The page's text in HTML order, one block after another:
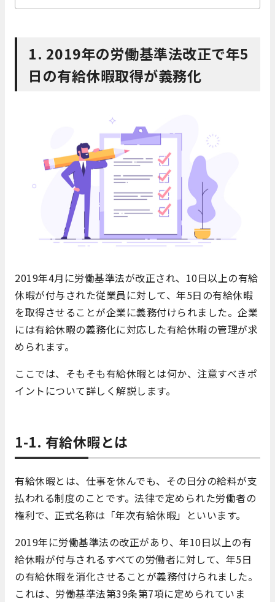
1. 2019年の労働基準法改正で年5
日の有給休暇取得が義務化
2019年4月に労働基準法が改正され、10日以上の有給
休暇が付与された従業員に対して、年5日の有給休暇
を取得させることが企業に義務付けられました。企業
には有給休暇の義務化に対応した有給休暇の管理が求
められます。
ここでは、そもそも有給休暇とは何か、注意すべきポ
イントについて詳しく解説します。
1-1. 有給休暇とは
有給休暇とは、仕事を休んでも、その日分の給料が支
払われる制度のことです。法律で定められた労働者の
権利で、正式名称は「年次有給休暇」といいます。
2019年に労働基準法の改正があり、年10日以上の有
給休暇が付与されるすべての労働者に対して、年5日
の有給休暇を消化させることが義務付けられました。
これは、労働基準法第39条第7項に定められていま